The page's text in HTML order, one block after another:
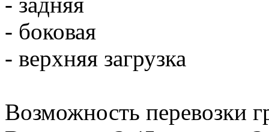
- боковая
- верхняя загрузка
Возможность перевозки